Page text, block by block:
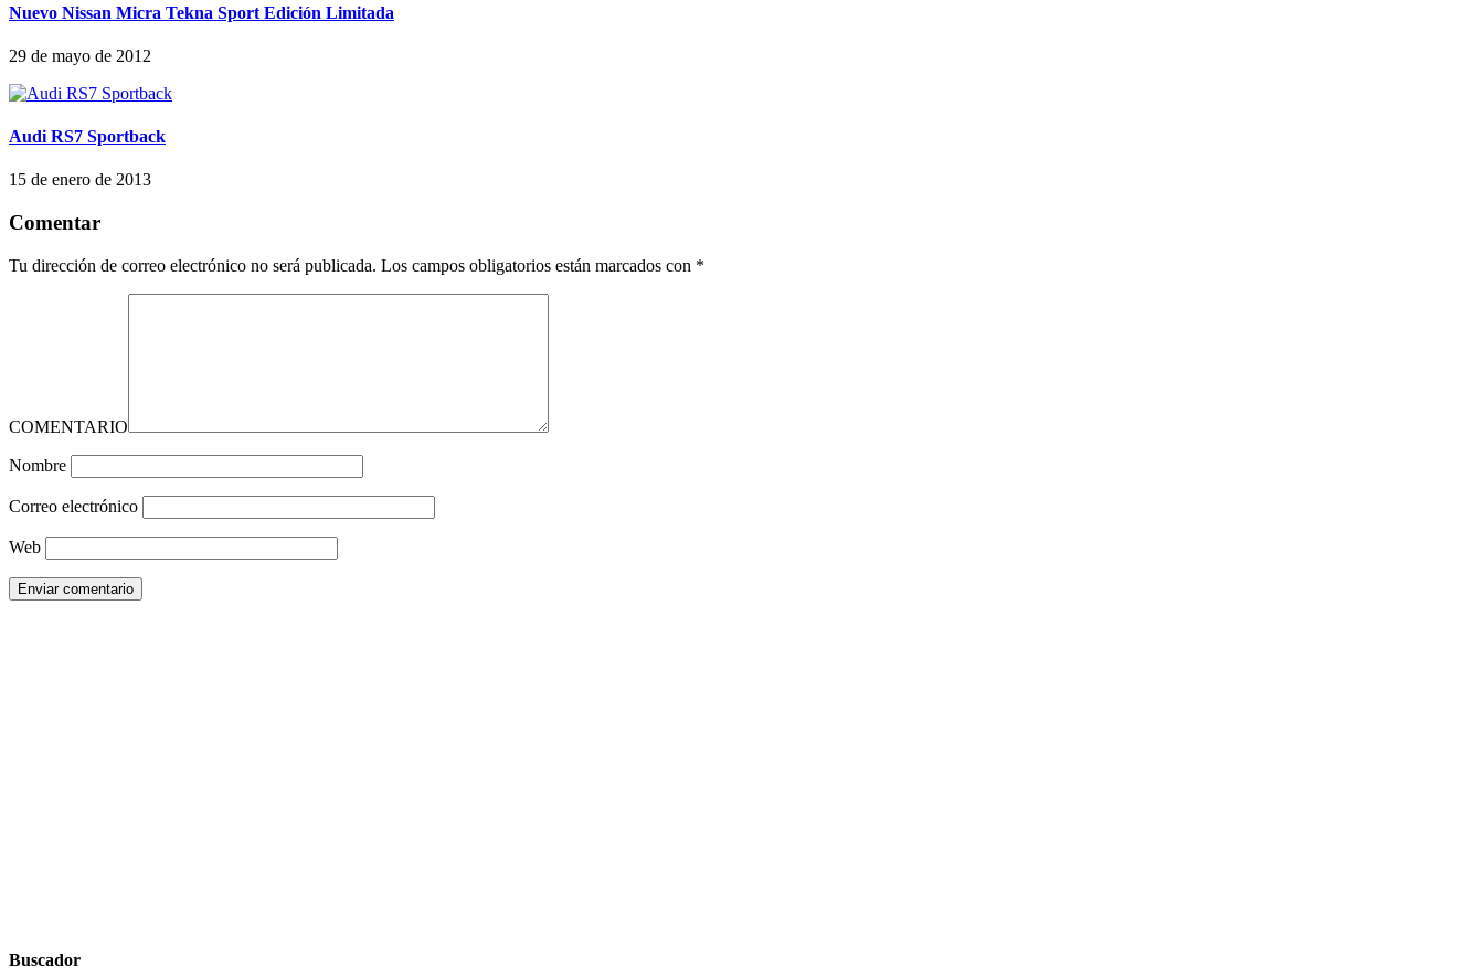
Nuevo Nissan Micra Tekna Sport Edición Limitada
29 de mayo de 2012
Audi RS7 Sportback
15 de enero de 2013
Comentar
Tu dirección de correo electrónico no será publicada. Los campos obligatorios están marcados con *
COMENTARIO
Nombre
Correo electrónico
Web
Buscador